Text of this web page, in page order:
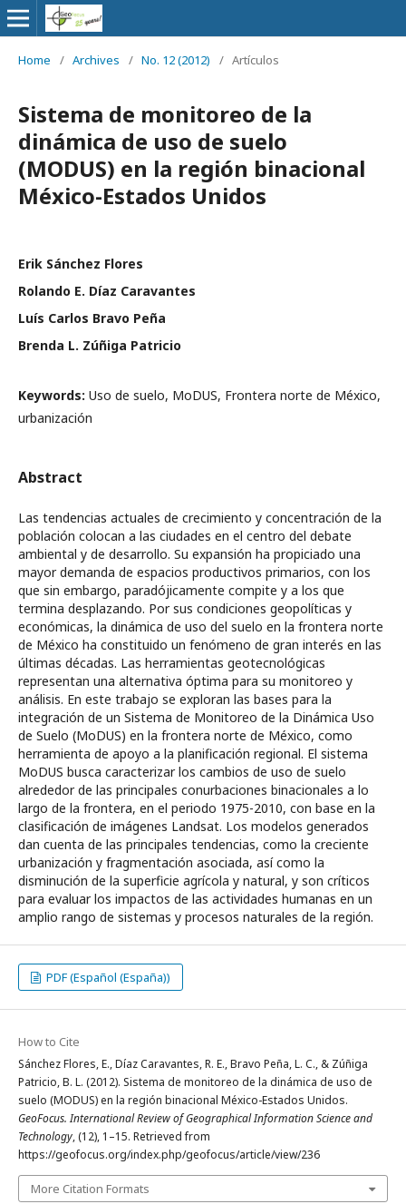
Home / Archives / No. 12 (2012) / Artículos
Sistema de monitoreo de la
dinámica de uso de suelo
(MODUS) en la región binacional
México-Estados Unidos
Erik Sánchez Flores
Rolando E. Díaz Caravantes
Luís Carlos Bravo Peña
Brenda L. Zúñiga Patricio
Keywords: Uso de suelo, MoDUS, Frontera norte de México,
urbanización
Abstract
Las tendencias actuales de crecimiento y concentración de la
población colocan a las ciudades en el centro del debate
ambiental y de desarrollo. Su expansión ha propiciado una
mayor demanda de espacios productivos primarios, con los
que sin embargo, paradójicamente compite y a los que
termina desplazando. Por sus condiciones geopolíticas y
económicas, la dinámica de uso del suelo en la frontera norte
de México ha constituido un fenómeno de gran interés en las
últimas décadas. Las herramientas geotecnológicas
representan una alternativa óptima para su monitoreo y
análisis. En este trabajo se exploran las bases para la
integración de un Sistema de Monitoreo de la Dinámica Uso
de Suelo (MoDUS) en la frontera norte de México, como
herramienta de apoyo a la planificación regional. El sistema
MoDUS busca caracterizar los cambios de uso de suelo
alrededor de las principales conurbaciones binacionales a lo
largo de la frontera, en el periodo 1975-2010, con base en la
clasificación de imágenes Landsat. Los modelos generados
dan cuenta de las principales tendencias, como la creciente
urbanización y fragmentación asociada, así como la
disminución de la superficie agrícola y natural, y son críticos
para evaluar los impactos de las actividades humanas en un
amplio rango de sistemas y procesos naturales de la región.
PDF (Español (España))
How to Cite
Sánchez Flores, E., Díaz Caravantes, R. E., Bravo Peña, L. C., & Zúñiga
Patricio, B. L. (2012). Sistema de monitoreo de la dinámica de uso de
suelo (MODUS) en la región binacional México-Estados Unidos.
GeoFocus. International Review of Geographical Information Science and
Technology, (12), 1–15. Retrieved from
https://geofocus.org/index.php/geofocus/article/view/236
More Citation Formats